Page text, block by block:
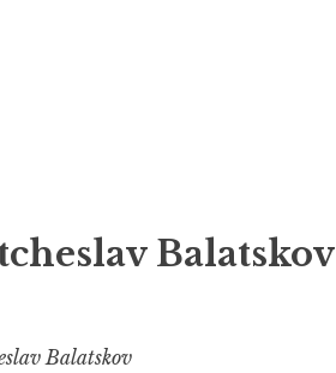
Balatskov
Balatskov